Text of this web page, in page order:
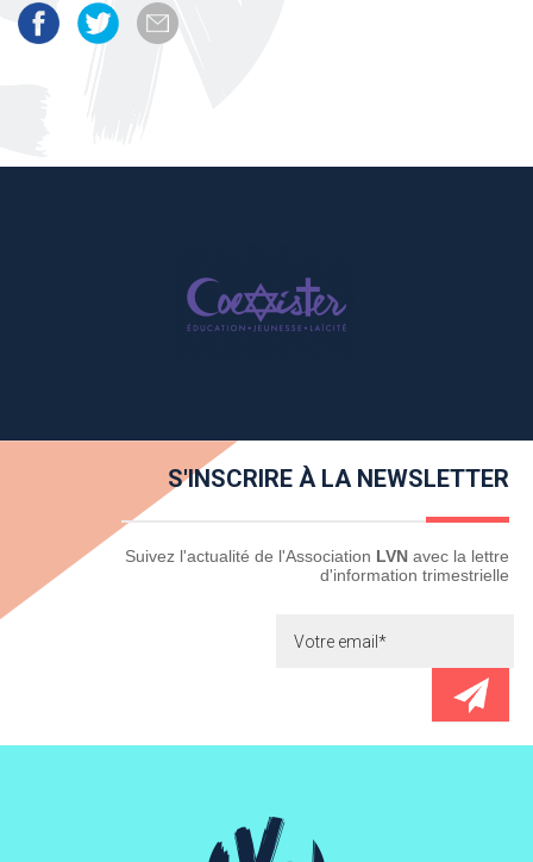
S'INSCRIRE À LA NEWSLETTER
Newsletter Suivez l'actualité de l'Association LVN avec la lettre
d'information trimestrielle